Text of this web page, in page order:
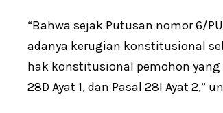
“Bahwa sejak Putusan nomor 6/
adanya kerugian konstitusional
hak konstitusional pemohon yang
28D Ayat 1, dan Pasal 28I Ayat 2,”